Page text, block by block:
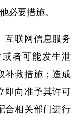
要措施。
联网信息服务
者可能发生泄
补救措施；造成
即向准予其许可
合相关部门进行